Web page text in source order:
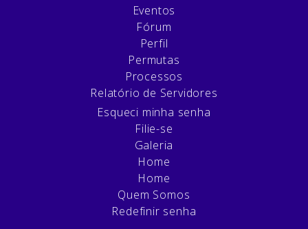
Eventos
Fórum
Perfil
Permutas
Processos
Relatório de Servidores
Esqueci minha senha
Filie-se
Galeria
Home
Home
Quem Somos
Redefinir senha